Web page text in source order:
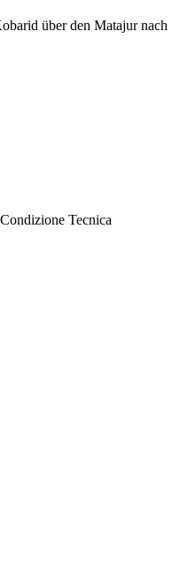
über den Matajur nach
Condizione Tecnica